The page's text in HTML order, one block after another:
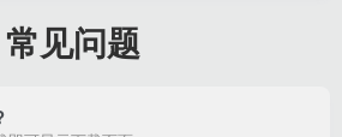
常见问题